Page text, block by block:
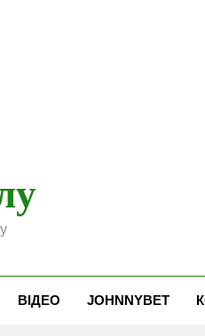
ВІДЕО JOHNNYBET